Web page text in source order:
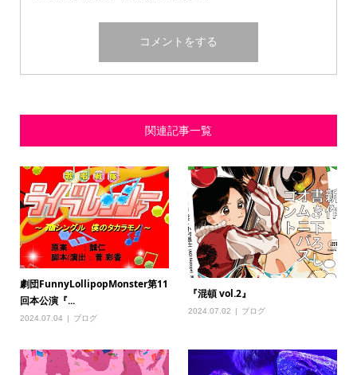
関連記事一覧
劇団FunnyLollipopMonster第11
回本公演『...
2024.07.04 ブログ
『混頓 vol.2』
2024.07.02 ブログ